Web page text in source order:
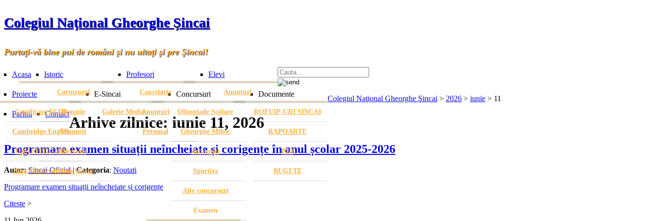
Colegiul Naţional Gheorghe Şincai
Purtaţi-vă bine pui de români şi nu uitaţi şi pre Şincai!
Acasa Istoric
Carturarul
Donatie
Memorii
Directori
Stema Șincai
Profesori
Cancelarie
Anunturi
Personal
Elevi
Anunturi
Proiecte
Certificare ECDL
Cambridge English
GRAFFITI -2015
Ziua Absolventului
E-Sincai
Galerie Media
Concursuri
Olimpiade Scolare
Gheorghe Mihoc
Arhimede
Sportive
Alte concursuri
Examen
Documente
ROFUIP-URI SINCAI
RAPOARTE
PDI
BUGETE
Parinti Contact
Colegiul Naţional Gheorghe Şincai > 2026 > iunie > 11
Arhive zilnice:iunie 11, 2026
Programare examen situații neîncheiate și corigențe în anul școlar 2025-2026
Autor: Sincai Oficial|Categoria: Noutati
Programare examen situații neîncheiate și corigențe
Citeste >